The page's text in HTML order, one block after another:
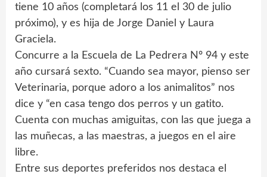
tiene 10 años (completará los 11 el 30 de julio
próximo), y es hija de Jorge Daniel y Laura
Graciela.
Concurre a la Escuela de La Pedrera Nº 94 y este
año cursará sexto. “Cuando sea mayor, pienso ser
Veterinaria, porque adoro a los animalitos” nos
dice y “en casa tengo dos perros y un gatito.
Cuenta con muchas amiguitas, con las que juega a
las muñecas, a las maestras, a juegos en el aire
libre.
Entre sus deportes preferidos nos destaca el